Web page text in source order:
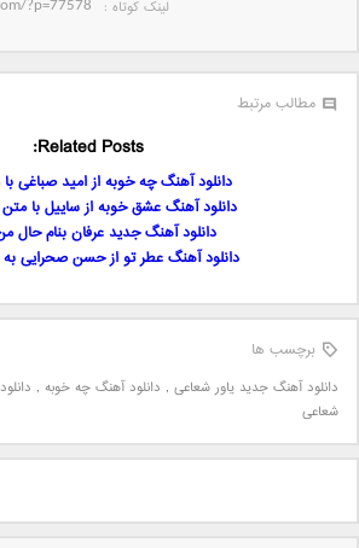
لینک کوتاه‌ :
مطالب مرتبط
Related Posts:
دانلود آهنگ چه خوبه از امید صباغی
دانلود آهنگ عشق خوبه از ساییل با متن
دانلود آهنگ جدید عرفان بنام حال
دانلود آهنگ عطر تو از حسن صحرایی
برچسب ها
دانلود آهنگ جدید یاور شعاعی , دانلود آهنگ چه خوبه ,
شعاعی